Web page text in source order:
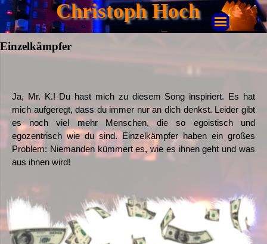
Christoph Hoch
Einzelkämpfer
Ja, Mr. K.! Du hast mich zu diesem Song inspiriert. Es hat
mich aufgeregt, dass du immer nur an dich denkst. Leider gibt
es noch viel mehr Menschen, die so egoistisch und
egozentrisch wie du sind. Einzelkämpfer haben ein großes
Problem: Niemanden kümmert es, wie es ihnen geht und was
aus ihnen wird!